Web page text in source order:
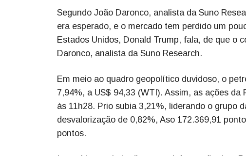
Segundo João Daronco, analista da Suno
era esperado, e o mercado tem perdido um
Estados Unidos, Donald Trump, fala, de que o
Daronco, analista da Suno Research.
Em meio ao quadro geopolítico duvidoso, o
7,94%, a US$ 94,33 (WTI). Assim, as ações
às 11h28. Prio subia 3,21%, liderando o grupo
desvalorização de 0,82%, Aso 172.369,91
pontos.